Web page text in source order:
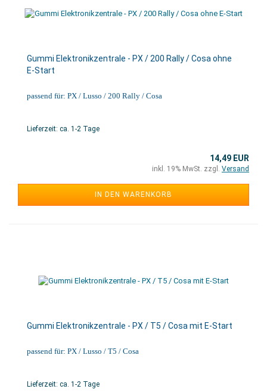
Gummi Elektronikzentrale - PX / 200 Rally / Cosa ohne
E-Start
passend für: PX / Lusso / 200 Rally / Cosa
Lieferzeit: ca. 1-2 Tage
14,49 EUR
inkl. 19% MwSt. zzgl. Versand
IN DEN WARENKORB
Gummi Elektronikzentrale - PX / T5 / Cosa mit E-Start
passend für: PX / Lusso / T5 / Cosa
Lieferzeit: ca. 1-2 Tage